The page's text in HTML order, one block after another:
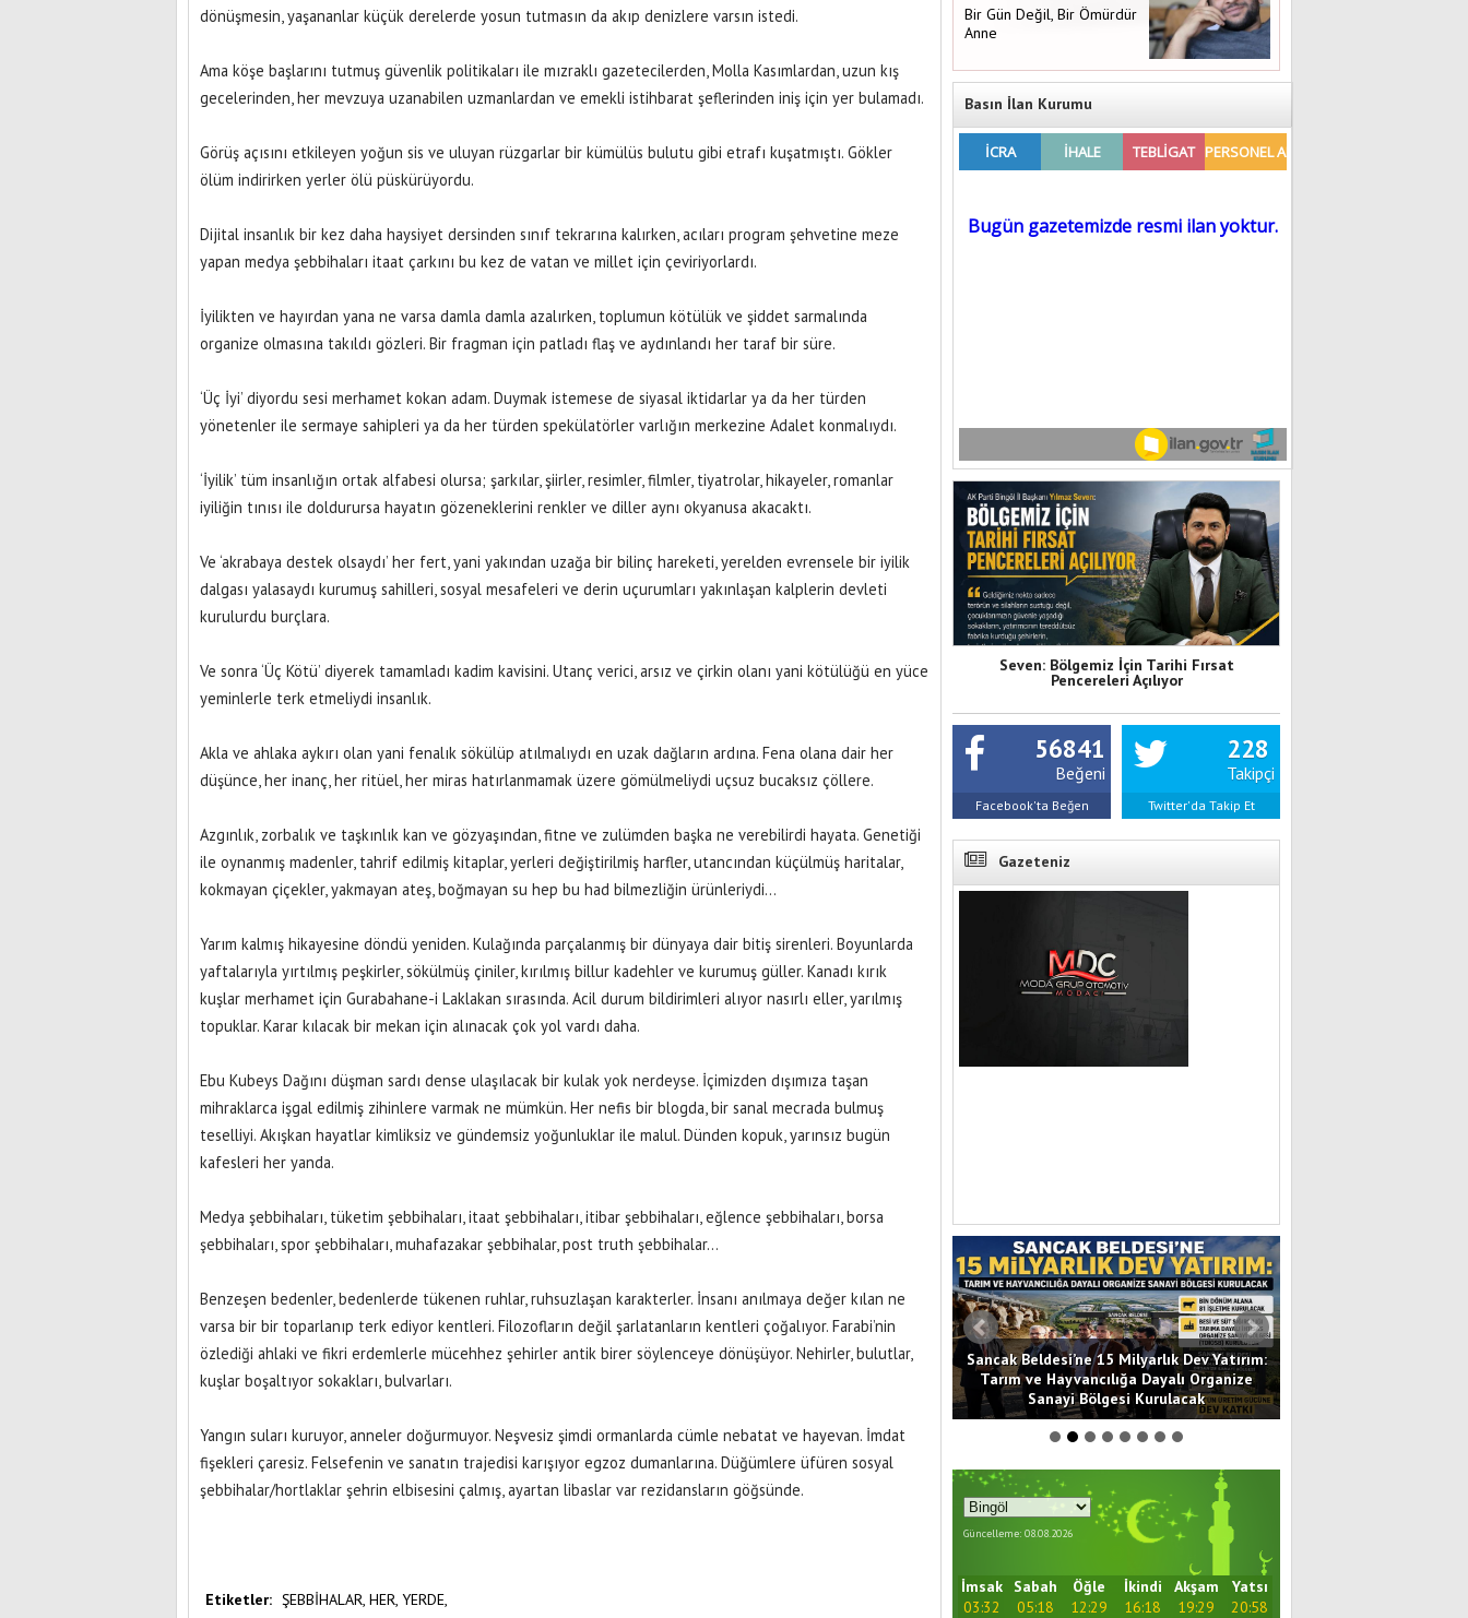
dönüşmesin, yaşananlar küçük derelerde yosun tutmasın da akıp denizlere varsın istedi.
Ama köşe başlarını tutmuş güvenlik politikaları ile mızraklı gazetecilerden, Molla Kasımlardan, uzun kış
gecelerinden, her mevzuya uzanabilen uzmanlardan ve emekli istihbarat şeflerinden iniş için yer bulamadı.
Görüş açısını etkileyen yoğun sis ve uluyan rüzgarlar bir kümülüs bulutu gibi etrafı kuşatmıştı. Gökler
ölüm indirirken yerler ölü püskürüyordu.
Dijital insanlık bir kez daha haysiyet dersinden sınıf tekrarına kalırken, acıları program şehvetine meze
yapan medya şebbihaları itaat çarkını bu kez de vatan ve millet için çeviriyorlardı.
İyilikten ve hayırdan yana ne varsa damla damla azalırken, toplumun kötülük ve şiddet sarmalında
organize olmasına takıldı gözleri. Bir fragman için patladı flaş ve aydınlandı her taraf bir süre.
‘Üç İyi’ diyordu sesi merhamet kokan adam. Duymak istemese de siyasal iktidarlar ya da her türden
yönetenler ile sermaye sahipleri ya da her türden spekülatörler varlığın merkezine Adalet konmalıydı.
‘İyilik’ tüm insanlığın ortak alfabesi olursa; şarkılar, şiirler, resimler, filmler, tiyatrolar, hikayeler, romanlar
iyiliğin tınısı ile doldurursa hayatın gözeneklerini renkler ve diller aynı okyanusa akacaktı.
Ve ‘akrabaya destek olsaydı’ her fert, yani yakından uzağa bir bilinç hareketi, yerelden evrensele bir iyilik
dalgası yalasaydı kurumuş sahilleri, sosyal mesafeleri ve derin uçurumları yakınlaşan kalplerin devleti
kurulurdu burçlara.
Ve sonra ‘Üç Kötü’ diyerek tamamladı kadim kavisini. Utanç verici, arsız ve çirkin olanı yani kötülüğü en yüce
yeminlerle terk etmeliydi insanlık.
Akla ve ahlaka aykırı olan yani fenalık sökülüp atılmalıydı en uzak dağların ardına. Fena olana dair her
düşünce, her inanç, her ritüel, her miras hatırlanmamak üzere gömülmeliydi uçsuz bucaksız çöllere.
Azgınlık, zorbalık ve taşkınlık kan ve gözyaşından, fitne ve zulümden başka ne verebilirdi hayata. Genetiği
ile oynanmış madenler, tahrif edilmiş kitaplar, yerleri değiştirilmiş harfler, utancından küçülmüş haritalar,
kokmayan çiçekler, yakmayan ateş, boğmayan su hep bu had bilmezliğin ürünleriydi…
Yarım kalmış hikayesine döndü yeniden. Kulağında parçalanmış bir dünyaya dair bitiş sirenleri. Boyunlarda
yaftalarıyla yırtılmış peşkirler, sökülmüş çiniler, kırılmış billur kadehler ve kurumuş güller. Kanadı kırık
kuşlar merhamet için Gurabahane-i Laklakan sırasında. Acil durum bildirimleri alıyor nasırlı eller, yarılmış
topuklar. Karar kılacak bir mekan için alınacak çok yol vardı daha.
Ebu Kubeys Dağını düşman sardı dense ulaşılacak bir kulak yok nerdeyse. İçimizden dışımıza taşan
mihraklarca işgal edilmiş zihinlere varmak ne mümkün. Her nefis bir blogda, bir sanal mecrada bulmuş
teselliyi. Akışkan hayatlar kimliksiz ve gündemsiz yoğunluklar ile malul. Dünden kopuk, yarınsız bugün
kafesleri her yanda.
Medya şebbihaları, tüketim şebbihaları, itaat şebbihaları, itibar şebbihaları, eğlence şebbihaları, borsa
şebbihaları, spor şebbihaları, muhafazakar şebbihalar, post truth şebbihalar…
Benzeşen bedenler, bedenlerde tükenen ruhlar, ruhsuzlaşan karakterler. İnsanı anılmaya değer kılan ne
varsa bir bir toparlanıp terk ediyor kentleri. Filozofların değil şarlatanların kentleri çoğalıyor. Farabi’nin
özlediği ahlaki ve fikri erdemlerle mücehhez şehirler antik birer söylenceye dönüşüyor. Nehirler, bulutlar,
kuşlar boşaltıyor sokakları, bulvarları.
Yangın suları kuruyor, anneler doğurmuyor. Neşvesiz şimdi ormanlarda cümle nebatat ve hayevan. İmdat
fişekleri çaresiz. Felsefenin ve sanatın trajedisi karışıyor egzoz dumanlarına. Düğümlere üfüren sosyal
şebbihalar/hortlaklar şehrin elbisesini çalmış, ayartan libaslar var rezidansların göğsünde.
Etiketler: ŞEBBİHALAR, HER, YERDE,
Bir Gün Değil, Bir Ömürdür
Anne
Basın İlan Kurumu
Seven: Bölgemiz İçin Tarihi Fırsat
Pencereleri Açılıyor
56841
Beğeni
Facebook'ta Beğen
228
Takipçi
Twitter'da Takip Et
Gazeteniz
Sancak Beldesi’ne 15 Milyarlık Dev Yatırım:
Tarım ve Hayvancılığa Dayalı Organize
Sanayi Bölgesi Kurulacak
Güncelleme: 08.08.2026
İmsak
03:32
Sabah
05:18
Öğle
12:29
İkindi
16:18
Akşam
19:29
Yatsı
20:58